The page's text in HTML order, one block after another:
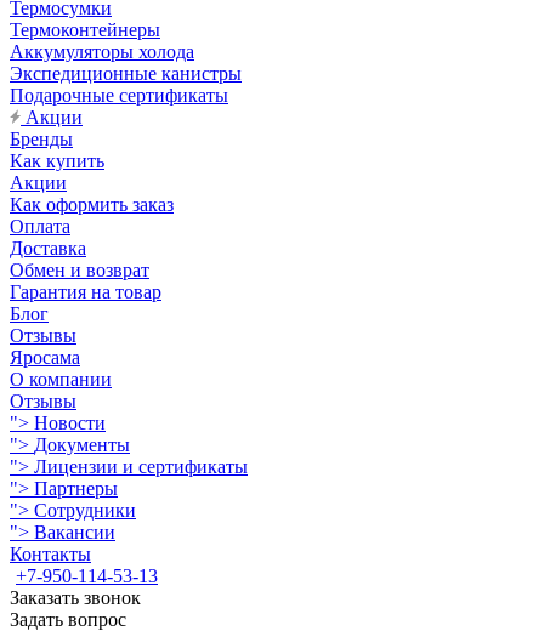
Термосумки
Термоконтейнеры
Аккумуляторы холода
Экспедиционные канистры
Подарочные сертификаты
Акции
Бренды
Как купить
Акции
Как оформить заказ
Оплата
Доставка
Обмен и возврат
Гарантия на товар
Блог
Отзывы
Яросама
О компании
Отзывы
"> Новости
"> Документы
"> Лицензии и сертификаты
"> Партнеры
"> Сотрудники
"> Вакансии
Контакты
+7-950-114-53-13
Заказать звонок
Задать вопрос